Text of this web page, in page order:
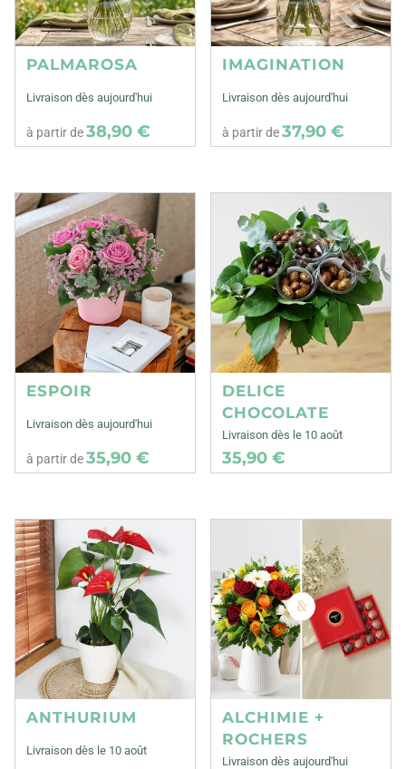
PALMAROSA
Livraison dès aujourd'hui
à partir de38,90 €
IMAGINATION
Livraison dès aujourd'hui
à partir de37,90 €
ESPOIR
Livraison dès aujourd'hui
à partir de35,90 €
DELICE
CHOCOLATE
Livraison dès le 10 août
35,90 €
ANTHURIUM
Livraison dès le 10 août
ALCHIMIE +
ROCHERS
Livraison dès aujourd'hui